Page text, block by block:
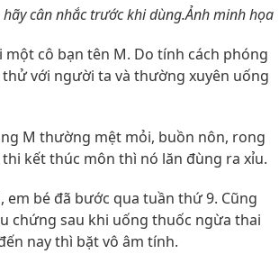
cân nhắc trước khi dùng.Ảnh minh họa
cô bạn tên M. Do tính cách phóng
với người ta và thường xuyên uống
M thường mệt mỏi, buồn nôn, rong
kết thúc môn thì nó lăn đùng ra xỉu.
em bé đã bước qua tuần thứ 9. Cũng
chứng sau khi uống thuốc ngừa thai
nay thì bặt vô âm tính.